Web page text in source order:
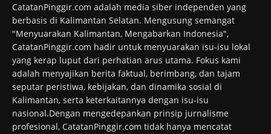
CatatanPinggir.com adalah media siber independen yang
berbasis di Kalimantan Selatan. Mengusung semangat
"Menyuarakan Kalimantan, Mengabarkan Indonesia",
CatatanPinggir.com hadir untuk menyuarakan isu-isu lokal
yang kerap luput dari perhatian arus utama. Fokus kami
adalah menyajikan berita faktual, berimbang, dan tajam
seputar peristiwa, kebijakan, dan dinamika sosial di
Kalimantan, serta keterkaitannya dengan isu-isu
nasional.Dengan mengedepankan prinsip jurnalisme
profesional, CatatanPinggir.com tidak hanya mencatat